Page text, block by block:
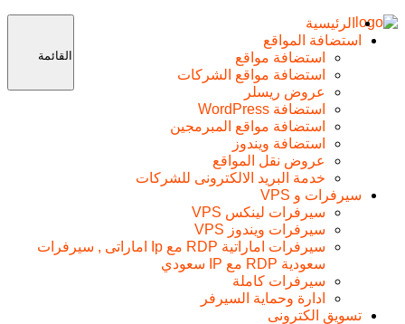
القائمة
الرئيسية
استضافة المواقع
استضافة مواقع
استضافة مواقع الشركات
عروض ريسلر
استضافة WordPress
استضافة مواقع المبرمجين
استضافة ويندوز
عروض نقل المواقع
خدمة البريد الالكترونى للشركات
سيرفرات و VPS
سيرفرات لينكس VPS
سيرفرات ويندوز VPS
سيرفرات اماراتية RDP مع Ip اماراتى , سيرفرات
سعودية RDP مع IP سعودي
سيرفرات كاملة
ادارة وحماية السيرفر
تسويق الكترونى